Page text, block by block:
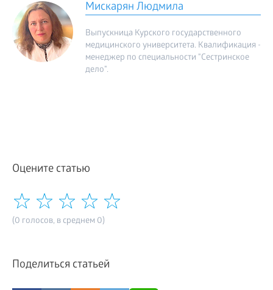
Мискарян Людмила
Выпускница Курского государственного
медицинского университета. Квалификация -
менеджер по специальности "Сестринское
дело".
Оцените статью
(0 голосов, в среднем 0)
Поделиться статьей